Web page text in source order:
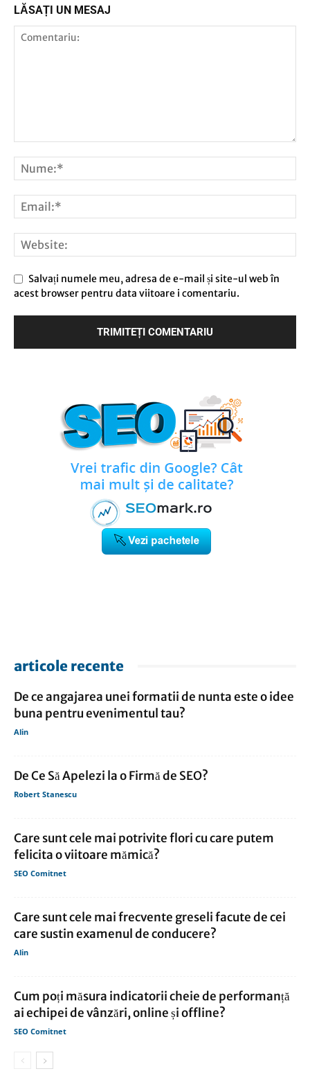
LĂSAȚI UN MESAJ
Salvați numele meu, adresa de e-mail și site-ul web în
acest browser pentru data viitoare i comentariu.
articole recente
De ce angajarea unei formatii de nunta este o idee
buna pentru evenimentul tau?
Alin
De Ce Să Apelezi la o Firmă de SEO?
Robert Stanescu
Care sunt cele mai potrivite flori cu care putem
felicita o viitoare mămică?
SEO Comitnet
Care sunt cele mai frecvente greseli facute de cei
care sustin examenul de conducere?
Alin
Cum poți măsura indicatorii cheie de performanță
ai echipei de vânzări, online și offline?
SEO Comitnet